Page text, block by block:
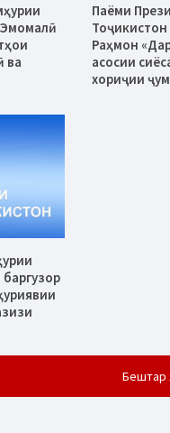
ва
Паёми
Раҳмон
асосии
хориҷии
Бештар